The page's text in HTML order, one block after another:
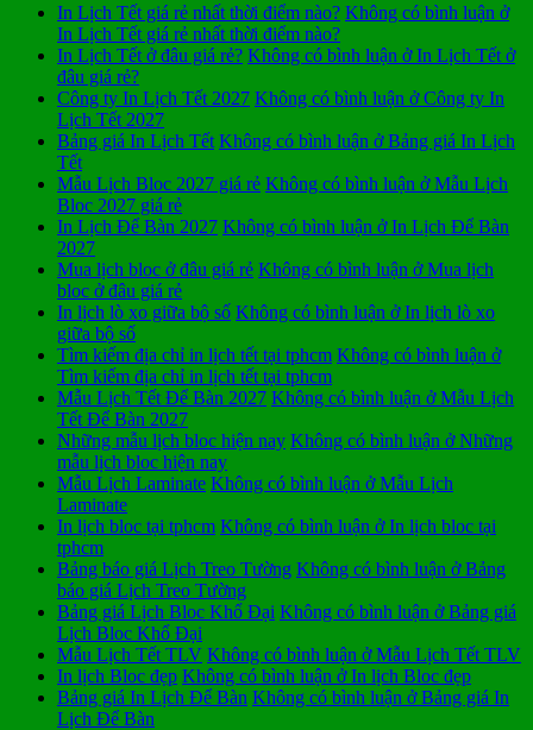
In Lịch Tết giá rẻ nhất thời điểm nào? Không có bình luận ở
In Lịch Tết giá rẻ nhất thời điểm nào?
In Lịch Tết ở đâu giá rẻ? Không có bình luận ở In Lịch Tết ở
đâu giá rẻ?
Công ty In Lịch Tết 2027 Không có bình luận ở Công ty In
Lịch Tết 2027
Bảng giá In Lịch Tết Không có bình luận ở Bảng giá In Lịch
Tết
Mẫu Lịch Bloc 2027 giá rẻ Không có bình luận ở Mẫu Lịch
Bloc 2027 giá rẻ
In Lịch Để Bàn 2027 Không có bình luận ở In Lịch Để Bàn
2027
Mua lịch bloc ở đâu giá rẻ Không có bình luận ở Mua lịch
bloc ở đâu giá rẻ
In lịch lò xo giữa bộ số Không có bình luận ở In lịch lò xo
giữa bộ số
Tìm kiếm địa chỉ in lịch tết tại tphcm Không có bình luận ở
Tìm kiếm địa chỉ in lịch tết tại tphcm
Mẫu Lịch Tết Để Bàn 2027 Không có bình luận ở Mẫu Lịch
Tết Để Bàn 2027
Những mẫu lịch bloc hiện nay Không có bình luận ở Những
mẫu lịch bloc hiện nay
Mẫu Lịch Laminate Không có bình luận ở Mẫu Lịch
Laminate
In lịch bloc tại tphcm Không có bình luận ở In lịch bloc tại
tphcm
Bảng báo giá Lịch Treo Tường Không có bình luận ở Bảng
báo giá Lịch Treo Tường
Bảng giá Lịch Bloc Khổ Đại Không có bình luận ở Bảng giá
Lịch Bloc Khổ Đại
Mẫu Lịch Tết TLV Không có bình luận ở Mẫu Lịch Tết TLV
In lịch Bloc đẹp Không có bình luận ở In lịch Bloc đẹp
Bảng giá In Lịch Để Bàn Không có bình luận ở Bảng giá In
Lịch Để Bàn